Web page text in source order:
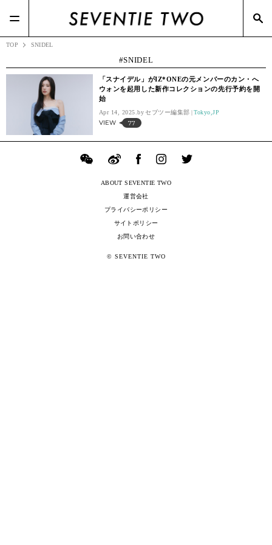
#ポップアップ(3)
#Zoff(19) #メガネスーパー(2)
TOP SNIDEL
SNIDEL
「スナイデル」がIZ*ONEの元メンバーのカン・へ
ウォンを起用した新作コレクションの先行予約を開
始
Apr 14, 2025. セブツー編集部 Tokyo,JP
VIEW 77
ABOUT SEVENTIE TWO
運営会社
プライバシーポリシー
サイトポリシー
お問い合わせ
© SEVENTIE TWO